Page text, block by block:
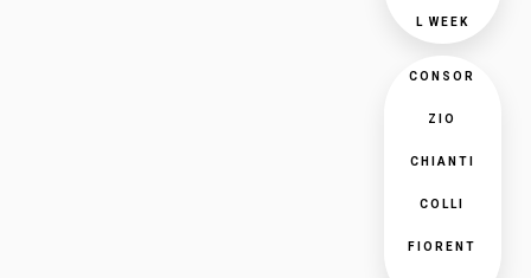
L WEEK
CONSOR
ZIO
CHIANTI
COLLI
FIORENT